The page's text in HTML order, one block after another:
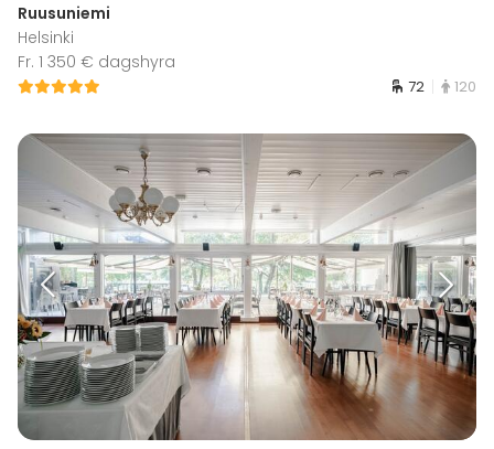
Ruusuniemi
Helsinki
Fr. 1 350 € dagshyra
72 120